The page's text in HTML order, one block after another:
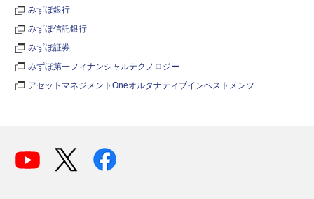
みずほ銀行
みずほ信託銀行
みずほ証券
みずほ第一フィナンシャルテクノロジー
アセットマネジメントOneオルタナティブインベストメンツ